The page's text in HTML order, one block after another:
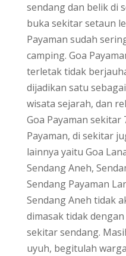
sendang dan belik di
buka sekitar setaun
Payaman sudah
camping. Goa
terletak tidak
dijadikan satu
wisata sejarah, dan
Goa Payaman sekitar
Payaman, di sekitar
lainnya yaitu Goa
Sendang Aneh,
Sendang Payaman
Sendang Aneh tidak
dimasak tidak
sekitar sendang.
uyuh, begitulah